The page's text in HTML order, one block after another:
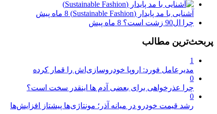
آشنایی با مد پایدار (Sustainable Fashion)
8 ماه پیش
چرا ال90 زشت است؟
8 ماه پیش
پربحث‌ترین مطالب
1
مدیرعامل فورد: اروپا خودروسازی‌اش را قمار کرده
0
چرا عذرخواهی برای بعضی آدم ها اینقدر سخت است؟
0
رشد قیمت خودرو در میانه آذر؛ مونتاژی‌ها پیشتاز افزایش‌ها